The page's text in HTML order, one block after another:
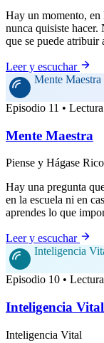
Hay un momento, en
nunca quisiste hacer.
que se puede atribuir
Leer y escuchar
Mente Maestra
Episodio 11 •
Mente Maestra
Piense y Hágase Rico
Hay una pregunta
en la escuela ni en
aprendes lo que
Leer y escuchar
Inteligencia
Episodio 10 •
Inteligencia Vital
Inteligencia Vital